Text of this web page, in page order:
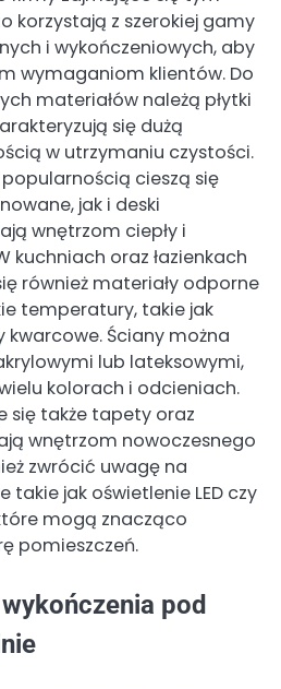
korzystają z szerokiej gamy
i wykończeniowych, aby
wymaganiom klientów. Do
materiałów należą płytki
się dużą
w utrzymaniu czystości.
cieszą się
jak i deski
wnętrzom ciepły i
kuchniach oraz łazienkach
również materiały odporne
temperatury, takie jak
Ściany można
lub lateksowymi,
kolorach i odcieniach.
się także tapety oraz
wnętrzom nowoczesnego
zwrócić uwagę na
jak oświetlenie LED czy
mogą znacząco
pomieszczeń.
pod